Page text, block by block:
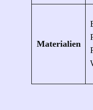
Materialien